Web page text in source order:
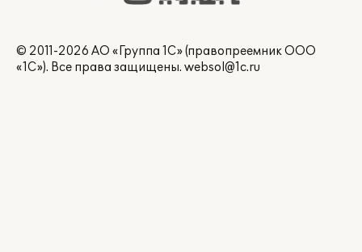
© 2011-2026 АО «Группа 1С» (правопреемник ООО
«1С»). Все права защищены. websol@1c.ru